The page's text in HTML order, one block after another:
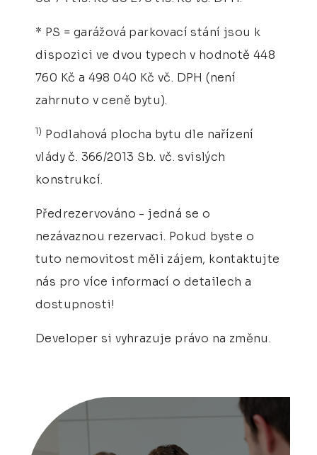
* PS = garážová parkovací stání jsou k
dispozici ve dvou typech v hodnotě 448
760 Kč a 498 040 Kč vč. DPH (není
zahrnuto v ceně bytu).
1) Podlahová plocha bytu dle nařízení
vlády č. 366/2013 Sb. vč. svislých
konstrukcí.
Předrezervováno - jedná se o
nezávaznou rezervaci. Pokud byste o
tuto nemovitost měli zájem, kontaktujte
nás pro více informací o detailech a
dostupnosti!
Developer si vyhrazuje právo na změnu.